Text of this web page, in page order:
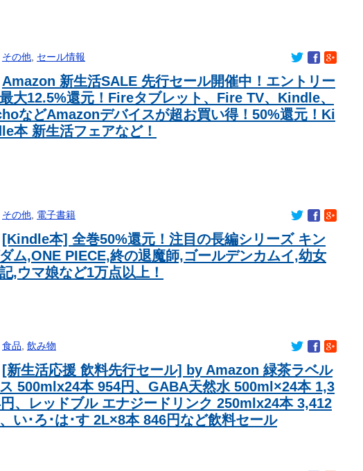
小学生が発見される
公式、お詫び
生配信が決定！
ん「交際相手を選ぶときは顔は二の次、イケメンってつまらない」
下アイドルさん、ステージで脱いでしまう
泊」レポート！！
さん老けすぎませんか？
ギャルさん、振り向いた結果ｗｗｗｗｗｗ
周してきた
ー味の柿の種を販売するwwwwwwwwwwww
ジャクソンのような世界的アーティストが現れないのか
ア業界に殴り込み！！
員に「行け！」と合図されて困ってしまうドラレコ。
ばさんが1番気持ちよさそうな件ｗｗｗｗｗｗ
のスタイル、レベルが高すぎるｗｗ
その他, セール情報
Amazon 新生活SALE 先行セール開催中！エントリー
大12.5%還元！Fireタブレット、Fire TV、Kindle、
などAmazonデバイスが超お買い得！50%還元！Ki
本 新生活フェアなど！
その他, 電子書籍
[Kindle本] 全巻50%還元！注目の長編シリーズ キン
ム,ONE PIECE,終の退魔師,ゴールデンカムイ,幼女
,ウマ娘など1万点以上！
食品, 飲み物
[新生活応援 飲料先行セール] by Amazon 緑茶ラベル
500mlx24本 954円、GABA天然水 500ml×24本 1,3
、レッドブル エナジードリンク 250mlx24本 3,412
い･ろ･は･す 2L×8本 846円など飲料セール